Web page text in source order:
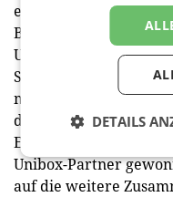
erklärt Haider. Auch
Bahnhof in Enns wird
Unimarkt-
Stefan Kaes und Martl
mehreren Jahren
dass Duo Höfle &
Erfahrung in der
Unibox-Partner
auf die weitere
DETAILS